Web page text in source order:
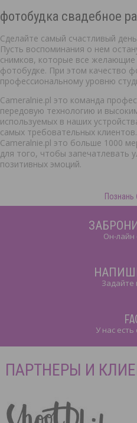
фотобудка свадебное
Сделайте самый счастливый
Пусть воспоминания о нем
снимков, которые все желающие
фотобудке. При этом качество
профессиональному уровню
Cameralnie.pl это команда
передовую технологию и
используемых в наших
самых требовательных клиентов.
Cameralnie.pl это больше 1000
для того, чтобы запечатлевать
позитивных эмоций.
Он-
Задайте
У нас
ПАРТНЕРЫ И